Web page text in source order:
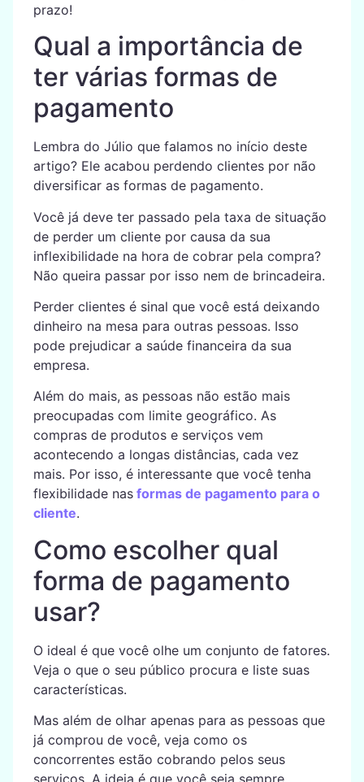
prazo!
Qual a importância de
ter várias formas de
pagamento
Lembra do Júlio que falamos no início deste
artigo? Ele acabou perdendo clientes por não
diversificar as formas de pagamento.
Você já deve ter passado pela taxa de situação
de perder um cliente por causa da sua
inflexibilidade na hora de cobrar pela compra?
Não queira passar por isso nem de brincadeira.
Perder clientes é sinal que você está deixando
dinheiro na mesa para outras pessoas. Isso
pode prejudicar a saúde financeira da sua
empresa.
Além do mais, as pessoas não estão mais
preocupadas com limite geográfico. As
compras de produtos e serviços vem
acontecendo a longas distâncias, cada vez
mais. Por isso, é interessante que você tenha
flexibilidade nas formas de pagamento para o
cliente.
Como escolher qual
forma de pagamento
usar?
O ideal é que você olhe um conjunto de fatores.
Veja o que o seu público procura e liste suas
características.
Mas além de olhar apenas para as pessoas que
já comprou de você, veja como os
concorrentes estão cobrando pelos seus